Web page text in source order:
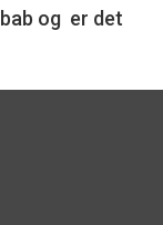
og er det